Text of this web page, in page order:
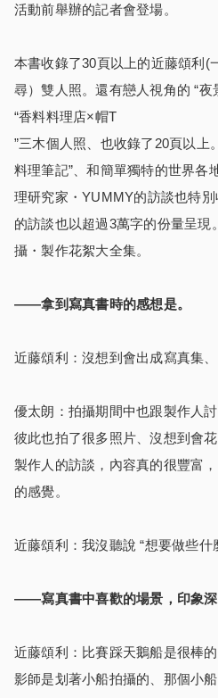
活動前舉辦的記者會登場。
本書收錄了30頁以上的近藤頌利(
尋）雙人照。還有戀人視角的 “夜
“香料料理店×帽T
”三木個人照、也收錄了20頁以上
料理筆記”、和簡單獨特的世界各
理研究家・YUMMY的訪談也特
的訪談也以超過3萬字的份量呈現
攝・製作花絮大全集。
――拿到寫真書時的感想是。
近藤頌利：沒想到會出成寫真集
優太朗：拍攝期間中也跟製作人
彼此也拍了很多照片、沒想到會
製作人的訪談，內容真的很豐富
的感覺。
近藤頌利：我沒聽說 “想要做些什
――寫真書中喜歡的場景，印象深
近藤頌利：比賽踩天鵝船是很棒
影師是划著小船拍攝的、那個小